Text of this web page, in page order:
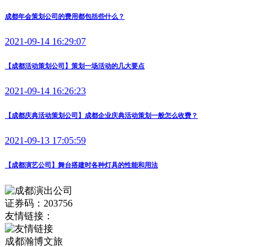
成都年会策划公司的费用都包括些什么？
2021-09-14 16:29:07
【成都活动策划公司】策划一场活动的几大要点
2021-09-14 16:26:23
【成都庆典活动策划公司】成都企业庆典活动策划一般怎么收费？
2021-09-13 17:05:59
【成都演艺公司】舞台搭建时各种灯具的性能和用法
证券码：203756
友情链接：
成都瀚博文旅